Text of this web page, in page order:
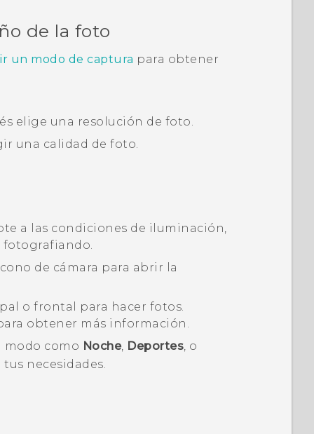
de la foto
un modo de captura para obtener
elige una resolución de foto.
una calidad de foto.
a las condiciones de iluminación,
fotografiando.
de cámara para abrir la
o frontal para hacer fotos.
obtener más información.
modo como Noche, Deportes, o
necesidades.